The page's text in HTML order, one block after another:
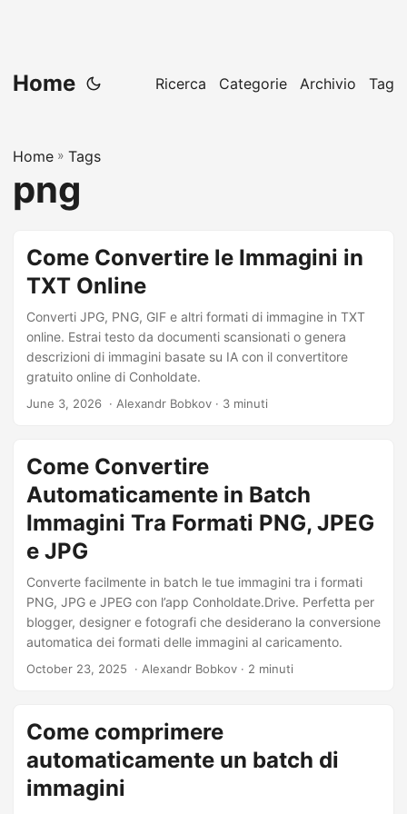
Home Ricerca Categorie Archivio Tag
Home » Tags
png
Come Convertire le Immagini in
TXT Online
Converti JPG, PNG, GIF e altri formati di immagine in TXT
online. Estrai testo da documenti scansionati o genera
descrizioni di immagini basate su IA con il convertitore
gratuito online di Conholdate.
June 3, 2026 ‎ · Alexandr Bobkov · 3 minuti
Come Convertire
Automaticamente in Batch
Immagini Tra Formati PNG, JPEG
e JPG
Converte facilmente in batch le tue immagini tra i formati
PNG, JPG e JPEG con l’app Conholdate.Drive. Perfetta per
blogger, designer e fotografi che desiderano la conversione
automatica dei formati delle immagini al caricamento.
October 23, 2025 ‎ · Alexandr Bobkov · 2 minuti
Come comprimere
automaticamente un batch di
immagini